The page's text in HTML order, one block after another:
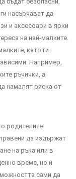
насърчават да
и аксесоари в ярки
на най-малките.
като ги
Например,
ръчички, а
намалят риска от
родителите
да издържат
на ръка или в
време, но и
сами да